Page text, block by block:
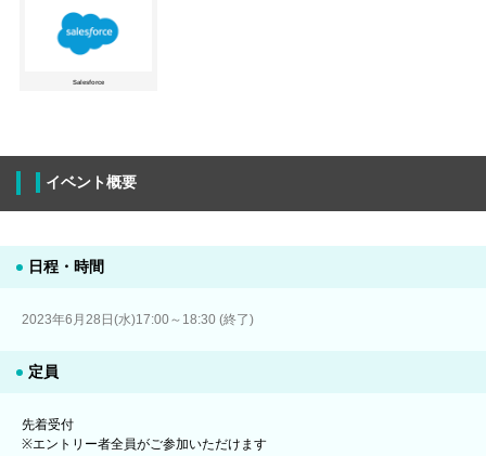
Salesforce
イベント概要
日程・時間
2023年6月28日(水)17:00～18:30 (終了)
定員
先着受付
※エントリー者全員がご参加いただけます